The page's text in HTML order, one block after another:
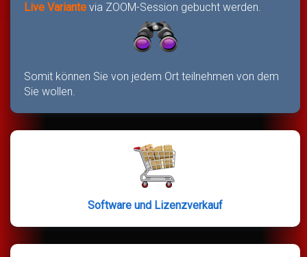
Live Variante via ZOOM-Session gebucht werden.
Somit können Sie von jedem Ort teilnehmen von dem
Sie wollen.
Software und Lizenzverkauf